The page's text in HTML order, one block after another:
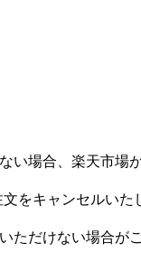
い場合、楽天市
をキャンセルいた
ただけない場合が